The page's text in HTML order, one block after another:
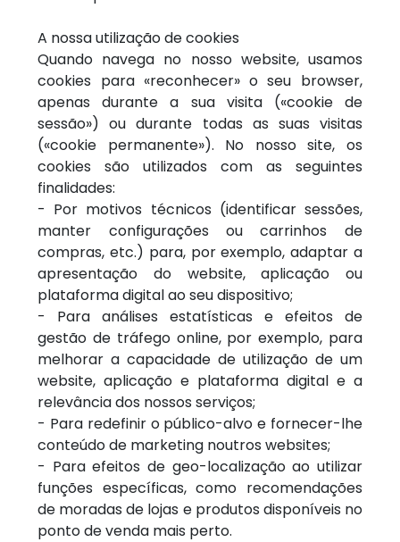
A nossa utilização de cookies
Quando navega no nosso website, usamos
cookies para «reconhecer» o seu browser,
apenas durante a sua visita («cookie de
sessão») ou durante todas as suas visitas
(«cookie permanente»). No nosso site, os
cookies são utilizados com as seguintes
finalidades:
- Por motivos técnicos (identificar sessões,
manter configurações ou carrinhos de
compras, etc.) para, por exemplo, adaptar a
apresentação do website, aplicação ou
plataforma digital ao seu dispositivo;
- Para análises estatísticas e efeitos de
gestão de tráfego online, por exemplo, para
melhorar a capacidade de utilização de um
website, aplicação e plataforma digital e a
relevância dos nossos serviços;
- Para redefinir o público-alvo e fornecer-lhe
conteúdo de marketing noutros websites;
- Para efeitos de geo-localização ao utilizar
funções específicas, como recomendações
de moradas de lojas e produtos disponíveis no
ponto de venda mais perto.